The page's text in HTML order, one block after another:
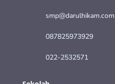
smp@darulhikam.com
087825973929
022-2532571